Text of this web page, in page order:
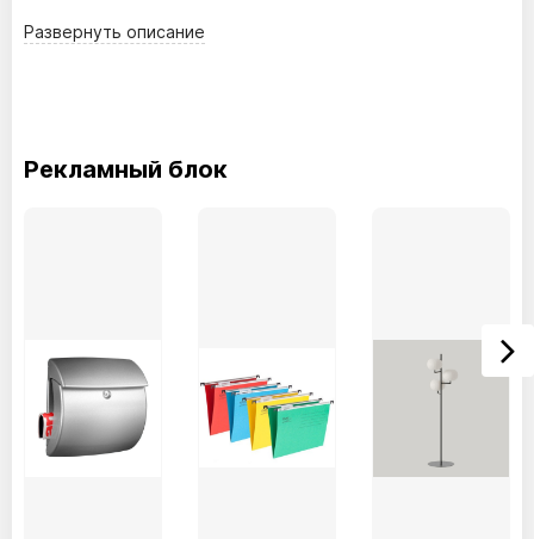
Развернуть описание
Рекламный блок